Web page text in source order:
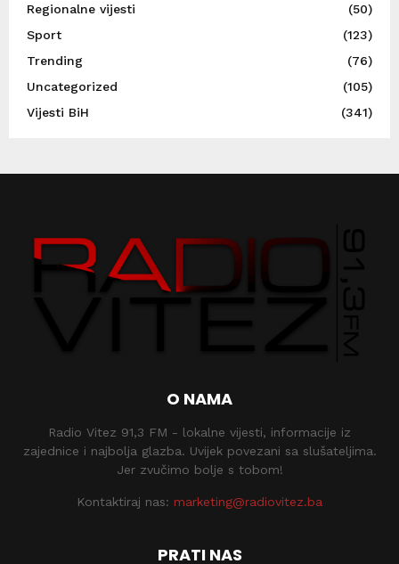
Regionalne vijesti
(50)
Sport
(123)
Trending
(76)
Uncategorized
(105)
Vijesti BiH
(341)
O NAMA
Radio Vitez 91,3 FM - lokalne vijesti, informacije iz
zajednice i najbolja glazba. Uvijek povezani sa slušateljima.
Jer zvučimo bolje s tobom!
Kontaktiraj nas: marketing@radiovitez.ba
PRATI NAS